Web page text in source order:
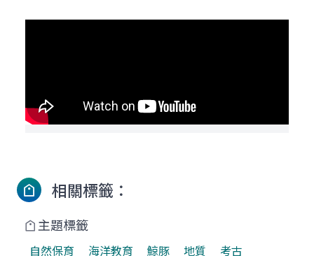
相關標籤：
主題標籤
自然保育 海洋教育 鯨豚 地質 考古